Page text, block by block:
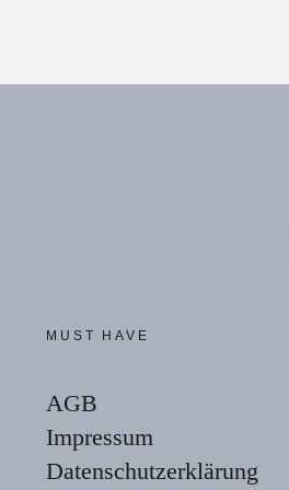
MUST HAVE
AGB
Impressum
Datenschutzerklärung